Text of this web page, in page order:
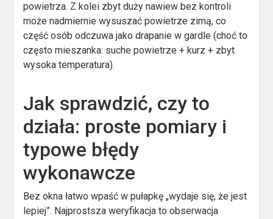
powietrza. Z kolei zbyt duży nawiew bez kontroli
może nadmiernie wysuszać powietrze zimą, co
część osób odczuwa jako drapanie w gardle (choć to
często mieszanka: suche powietrze + kurz + zbyt
wysoka temperatura).
Jak sprawdzić, czy to
działa: proste pomiary i
typowe błędy
wykonawcze
Bez okna łatwo wpaść w pułapkę „wydaje się, że jest
lepiej”. Najprostsza weryfikacja to obserwacja